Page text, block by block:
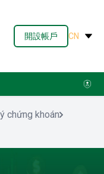
開設帳戶 CN
chứng khoán